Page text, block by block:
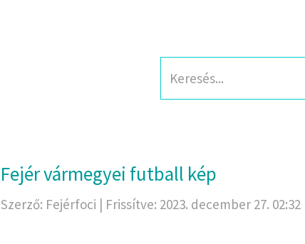
Fejér vármegyei futball kép
Szerző: Fejérfoci | Frissítve: 2023. december 27. 02:32